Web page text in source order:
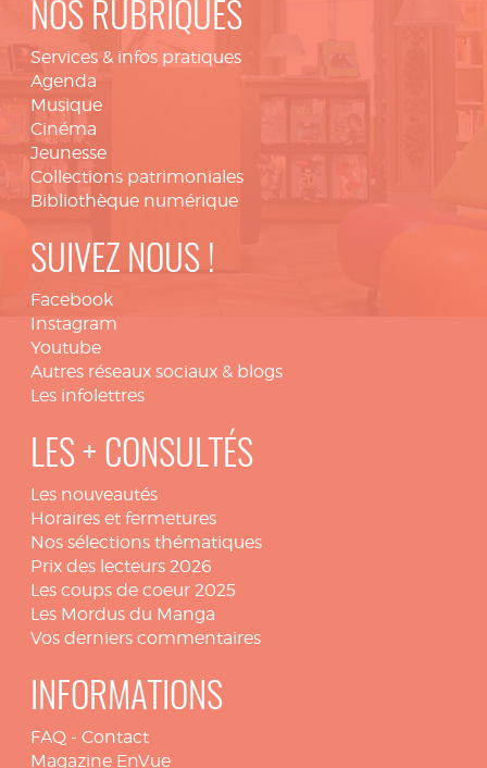
NOS RUBRIQUES
Services & infos pratiques
Agenda
Musique
Cinéma
Jeunesse
Collections patrimoniales
Bibliothèque numérique
SUIVEZ NOUS !
Facebook
Instagram
Youtube
Autres réseaux sociaux & blogs
Les infolettres
LES + CONSULTÉS
Les nouveautés
Horaires et fermetures
Nos sélections thématiques
Prix des lecteurs 2026
Les coups de coeur 2025
Les Mordus du Manga
Vos derniers commentaires
INFORMATIONS
FAQ - Contact
Magazine EnVue